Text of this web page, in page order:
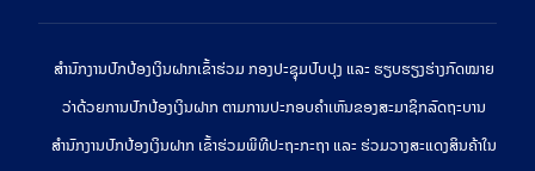
ສໍານັກງານປົກປ້ອງເງິນຝາກເຂົ້າຮ່ວມ ກອງປະຊຸມປັບປຸງ ແລະ ຮຽບຮຽງຮ່າງກົດໝາຍ
ວ່າດ້ວຍການປົກປ້ອງເງິນຝາກ ຕາມການປະກອບຄຳເຫັນຂອງສະມາຊິກລັດຖະບານ
ສຳນັກງານປົກປ້ອງເງິນຝາກ ເຂົ້າຮ່ວມພິທີປະຖະກະຖາ ແລະ ຮ່ວມວາງສະແດງສິນຄ້າໃນ